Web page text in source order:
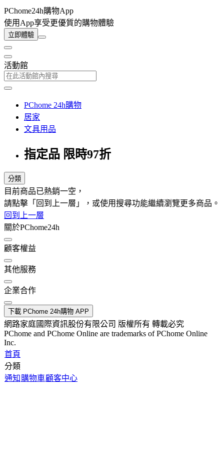
PChome24h購物App
使用App享受更優質的購物體驗
立即體驗
活動館
PChome 24h購物
居家
文具用品
指定品 限時97折
分類
目前商品已熱銷一空，
請點擊「回到上一層」，或使用搜尋功能繼續瀏覽更多商品。
回到上一層
關於PChome24h
顧客權益
其他服務
企業合作
下載 PChome 24h購物 APP
網路家庭國際資訊股份有限公司 版權所有 轉載必究
PChome and PChome Online are trademarks of PChome Online
Inc.
首頁
分類
通知 購物車顧客中心